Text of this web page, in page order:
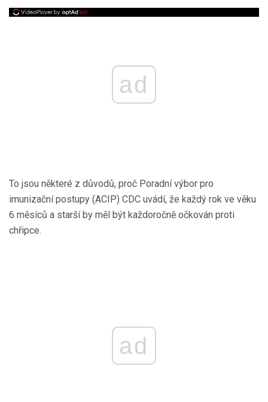
ad
To jsou některé z důvodů, proč Poradní výbor pro
imunizační postupy (ACIP) CDC uvádí, že každý rok ve věku
6 měsíců a starší by měl být každoročně očkován proti
chřipce.
ad